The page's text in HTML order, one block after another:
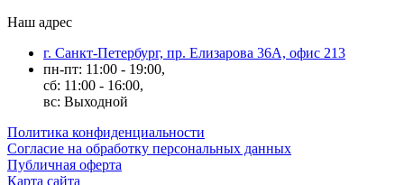
Наш адрес
г. Санкт-Петербург, пр. Елизарова 36А, офис 213
пн-пт: 11:00 - 19:00,
сб: 11:00 - 16:00,
вс: Выходной
Политика конфиденциальности
Согласие на обработку персональных данных
Публичная оферта
Карта сайта